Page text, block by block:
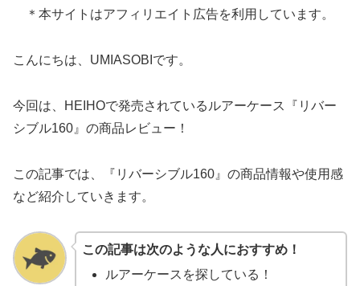
＊本サイトはアフィリエイト広告を利用しています。
こんにちは、UMIASOBIです。
今回は、HEIHOで発売されているルアーケース『リバー
シブル160』の商品レビュー！
この記事では、『リバーシブル160』の商品情報や使用感
など紹介していきます。
この記事は次のような人におすすめ！
ルアーケースを探している！